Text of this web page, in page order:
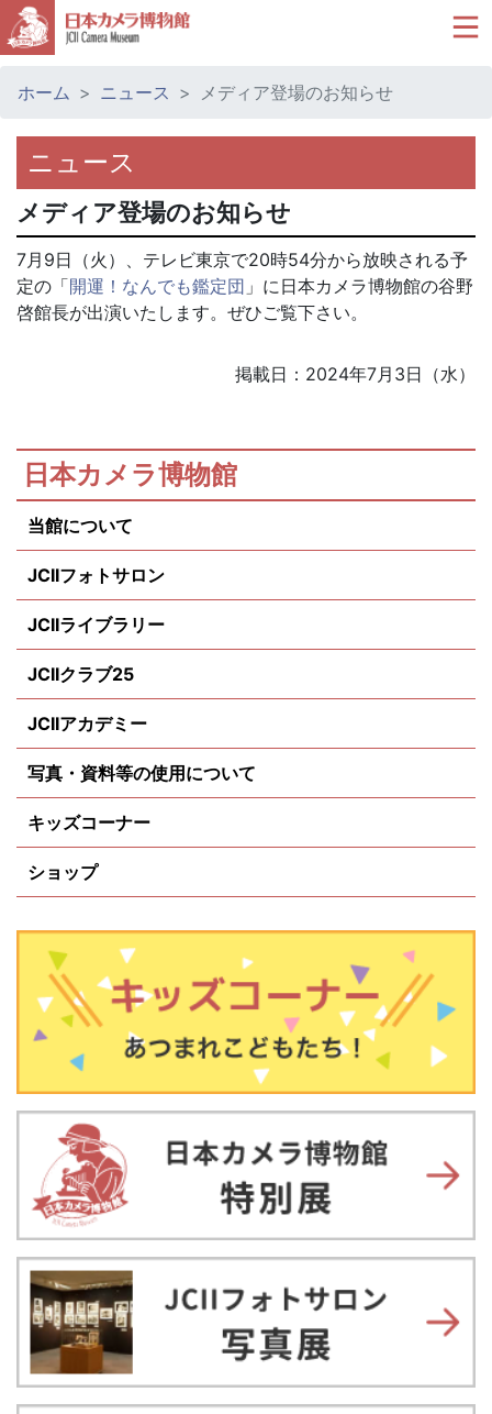
ホーム ニュース メディア登場のお知らせ
ニュース
メディア登場のお知らせ
7月9日（火）、テレビ東京で20時54分から放映される予
定の「開運！なんでも鑑定団 」に日本カメラ博物館の谷野
啓館長が出演いたします。ぜひご覧下さい。
掲載日：2024年7月3日（水）
日本カメラ博物館
当館について
JCIIフォトサロン
JCIIライブラリー
JCIIクラブ25
JCIIアカデミー
写真・資料等の使用について
キッズコーナー
ショップ